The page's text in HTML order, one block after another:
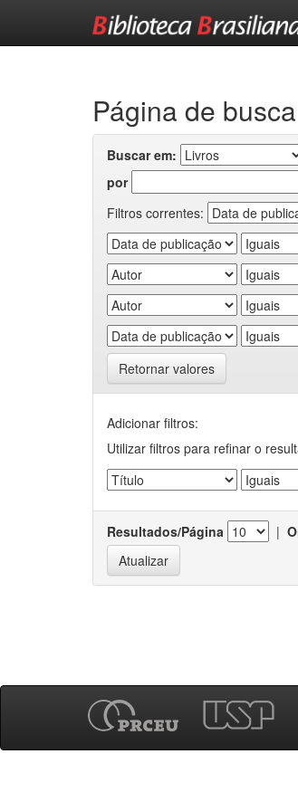
Página de busca
Buscar em:
por
Filtros correntes:
Retornar valores
Adicionar filtros:
Utilizar filtros para refinar o
Resultados/Página |